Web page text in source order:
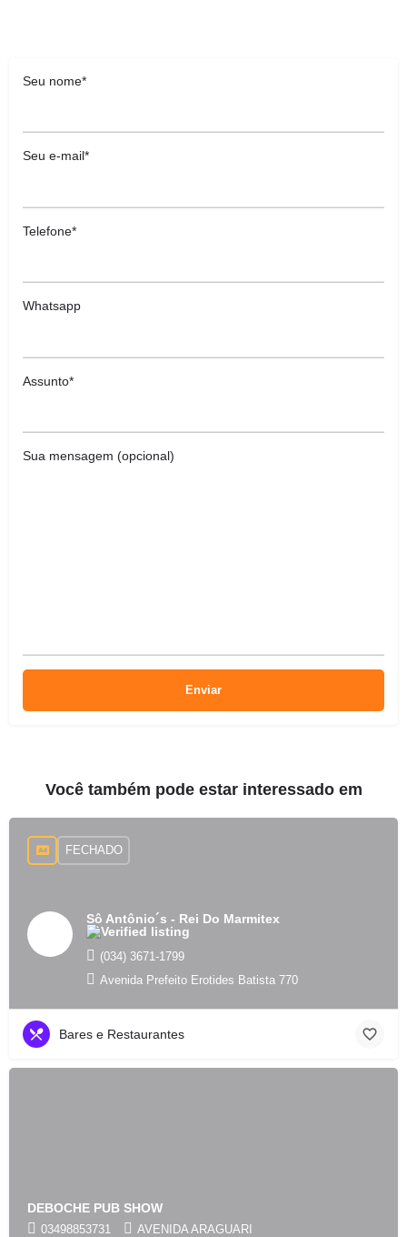
Seu nome*
Seu e-mail*
Telefone*
Whatsapp
Assunto*
Sua mensagem (opcional)
Você também pode estar interessado em
Sô Antônio´s - Rei Do Marmitex
(034) 3671-1799
Avenida Prefeito Erotides Batista 770
FECHADO
Bares e Restaurantes
DEBOCHE PUB SHOW
03498853731 AVENIDA ARAGUARI